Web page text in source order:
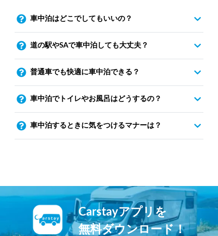
車中泊はどこでしてもいいの？
道の駅やSAで車中泊しても大丈夫？
普通車でも快適に車中泊できる？
車中泊でトイレやお風呂はどうするの？
車中泊するときに気をつけるマナーは？
Carstayアプリを
無料ダウンロード！